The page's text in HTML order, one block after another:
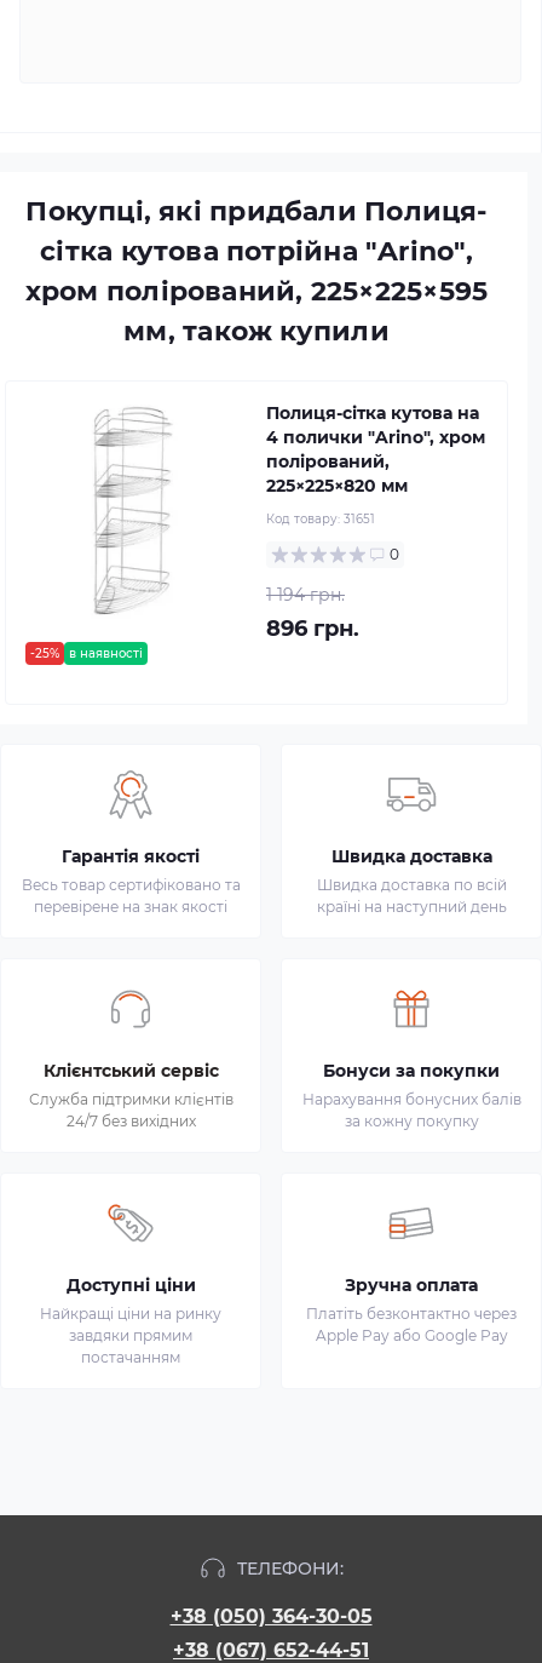
Покупці, які придбали Полиця-
сітка кутова потрійна "Arino",
хром полірований, 225×225×595
мм, також купили
-25% в наявності
Полиця-сітка кутова на
4 полички "Arino", хром
полірований,
225×225×820 мм
Код товару: 31651
0
1 194 грн.
896 грн.
Гарантія якості
Весь товар сертифіковано та
перевірене на знак якості
Швидка доставка
Швидка доставка по всій
країні на наступний день
Клієнтський сервіс
Служба підтримки клієнтів
24/7 без вихідних
Бонуси за покупки
Нарахування бонусних балів
за кожну покупку
Доступні ціни
Найкращі ціни на ринку
завдяки прямим
постачанням
Зручна оплата
Платіть безконтактно через
Apple Pay або Google Pay
ТЕЛЕФОНИ:
+38 (050) 364-30-05
+38 (067) 652-44-51